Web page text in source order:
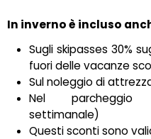
In inverno è incluso
Sugli skipasses 30%
fuori delle vacanze
Sul noleggio di
Nel parcheggio
settimanale)
Questi sconti sono